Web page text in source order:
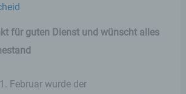
für guten Dienst und wünscht alles
Februar wurde der